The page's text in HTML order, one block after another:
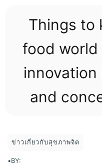
Things to
food world
innovation
and
ข่าวเกี่ยวกับสุขภาพจิต
•BY: